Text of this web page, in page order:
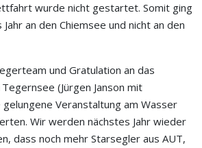
wurde nicht gestartet. Somit ging
an den Chiemsee und nicht an den
und Gratulation an das
(Jürgen Janson mit
Veranstaltung am Wasser
Wir werden nächstes Jahr wieder
dass noch mehr Starsegler aus AUT,